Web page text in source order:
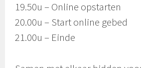
19.50u – Online opstarten
20.00u – Start online gebed
21.00u – Einde